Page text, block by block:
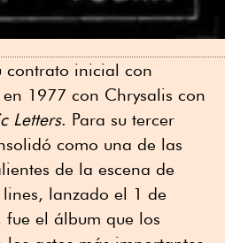
contrato inicial con
1977 con Chrysalis con
Letters. Para su tercer
como una de las
de la escena de
lanzado el 1 de
el álbum que los